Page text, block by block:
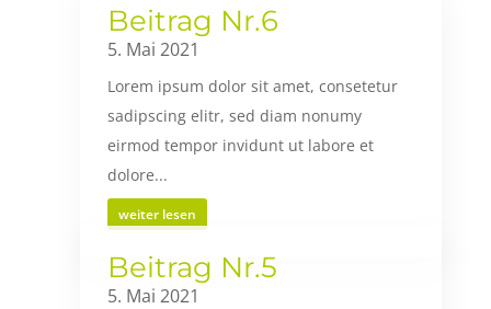
Beitrag Nr.6
5. Mai 2021
Lorem ipsum dolor sit amet, consetetur
sadipscing elitr, sed diam nonumy
eirmod tempor invidunt ut labore et
dolore...
weiter lesen
Beitrag Nr.5
5. Mai 2021